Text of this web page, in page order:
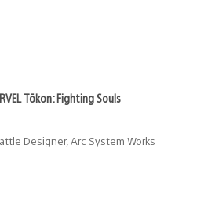
Tōkon: Fighting Souls
Designer, Arc System Works